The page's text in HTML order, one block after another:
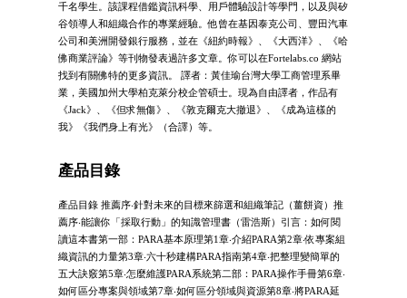
千名學生。該課程借鑑資訊科學、用戶體驗設計等學門，以及與矽
谷領導人和組織合作的專業經驗。他曾在基因泰克公司、豐田汽車
公司和美洲開發銀行服務，並在《紐約時報》、《大西洋》、《哈
佛商業評論》等刊物發表過許多文章。你可以在Fortelabs.co 網站
找到有關佛特的更多資訊。 譯者：黃佳瑜台灣大學工商管理系畢
業，美國加州大學柏克萊分校企管碩士。現為自由譯者，作品有
《Jack》、《但求無傷》、《敦克爾克大撤退》、《成為這樣的
我》《我們身上有光》（合譯）等。
產品目錄
產品目錄 推薦序‧針對未來的目標來篩選和組織筆記（薑餅資）推
薦序‧能讓你「採取行動」的知識管理書（雷浩斯）引言：如何閱
讀這本書第一部：PARA基本原理第1章‧介紹PARA第2章‧依專案組
織資訊的力量第3章‧六十秒建構PARA指南第4章‧把整理變簡單的
五大訣竅第5章‧怎麼維護PARA系統第二部：PARA操作手冊第6章‧
如何區分專案與領域第7章‧如何區分領域與資源第8章‧將PARA延